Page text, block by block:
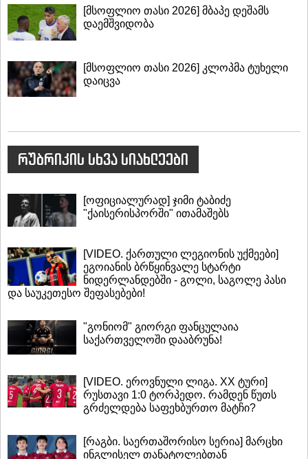
[მსოფლიო თასი 2026] მბაპე დეშამს
დაემშვიდობა
[მსოფლიო თასი 2026] კლოპმა ტუხელი
დაიცვა
რუბრიკის სხვა სიახლეები
[ოფიციალურად] ჯიმი ტაბიძე
"ქაისერისპორში" ითამაშებს
[VIDEO. ქართული ლეგიონის უქმეები]
ეგოიანის ბრწყინვალე სტარტი
ნიდერლანდებში - გოლი, საგოლე პასი
და საუკეთესო შეფასებები!
"გონიომ" გიორგი ფანცულაია
საქართველოში დააბრუნა!
[VIDEO. ეროვნული ლიგა. XX ტური]
რუსთავი 1:0 ტორპედო. რამდენ წუთს
გრძელდება საფეხბურთო მატჩი?
[რაგბი. საერთაშორისო სერია] მარცხი
ინგლისელ თანატოლებთან